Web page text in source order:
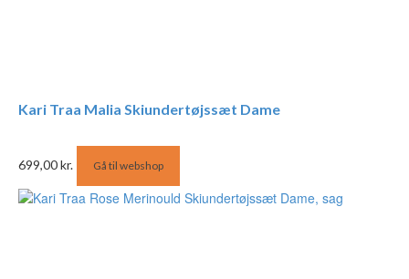
Kari Traa Malia Skiundertøjssæt Dame
699,00kr. Gå til webshop